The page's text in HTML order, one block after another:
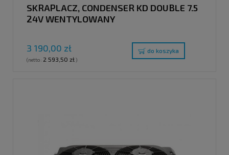
SKRAPLACZ, CONDENSER KD DOUBLE 7.5
24V WENTYLOWANY
3 190,00 zł
(netto: 2 593,50 zł)
do koszyka